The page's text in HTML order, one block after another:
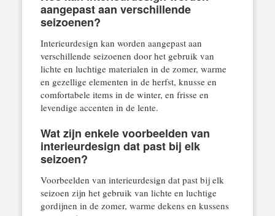
aangepast aan verschillende
seizoenen?
Interieurdesign kan worden aangepast aan
verschillende seizoenen door het gebruik van
lichte en luchtige materialen in de zomer, warme
en gezellige elementen in de herfst, knusse en
comfortabele items in de winter, en frisse en
levendige accenten in de lente.
Wat zijn enkele voorbeelden van
interieurdesign dat past bij elk
seizoen?
Voorbeelden van interieurdesign dat past bij elk
seizoen zijn het gebruik van lichte en luchtige
gordijnen in de zomer, warme dekens en kussens